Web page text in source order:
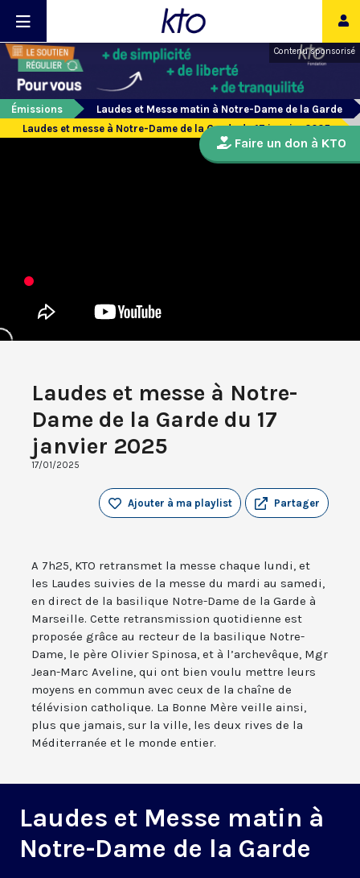
Contenu sponsorisé
Émissions
Laudes et Messe matin à Notre-Dame de la Garde
Laudes et messe à Notre-Dame de la Garde du 17 janvier 2025
Laudes et messe à Notre-
Dame de la Garde du 17
janvier 2025
17/01/2025
Partager
Ajouter à ma playlist
A 7h25, KTO retransmet la messe chaque lundi, et
les Laudes suivies de la messe du mardi au samedi,
en direct de la basilique Notre-Dame de la Garde à
Marseille. Cette retransmission quotidienne est
proposée grâce au recteur de la basilique Notre-
Dame, le père Olivier Spinosa, et à l’archevêque, Mgr
Jean-Marc Aveline, qui ont bien voulu mettre leurs
moyens en commun avec ceux de la chaîne de
télévision catholique. La Bonne Mère veille ainsi,
plus que jamais, sur la ville, les deux rives de la
Méditerranée et le monde entier.
Laudes et Messe matin à
Notre-Dame de la Garde
Faire un don à KTO